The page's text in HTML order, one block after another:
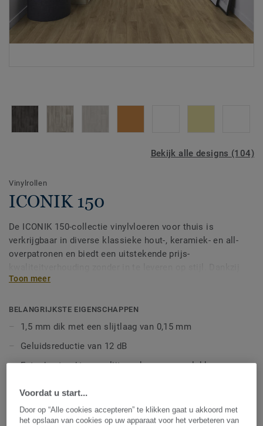
Bekijk alle designs (104)
Vinylrollen
ICONIK 150
De ICONIK 150-collectie vinylvloeren voor thuis is
verkrijgbaar in diverse klassieke hout-, keramiek- en all-
overpatronen en biedt een uitstekende prijs-
onze Extreme Protection-oppervlaktebehandeling blijft
Toon meer
BELANGRIJKSTE EIGENSCHAPPEN
1,5 mm dik met een slijtlaag van 0,15 mm
Geluidsreductie van 12 dB
Extra bestand tegen slijtage, krassen en vlekken
TECHNISCHE EN MILIEUSPECIFICATIES
Voordat u start...
Door op “Alle cookies accepteren” te klikken gaat u akkoord met
het opslaan van cookies op uw apparaat voor het verbeteren van